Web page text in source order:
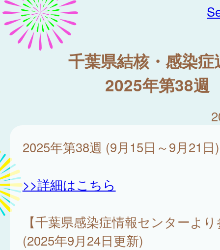
千葉県結核・感染症
2025年第38週
2025年第38週 (9月15日～9月21日)
>>詳細はこちら
【千葉県感染症情報センターよ
(2025年9月24日更新)